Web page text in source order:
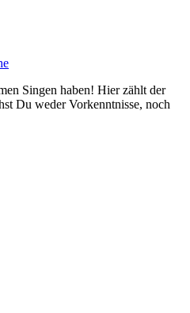
Singen haben! Hier zählt der
Du weder Vorkenntnisse, noch